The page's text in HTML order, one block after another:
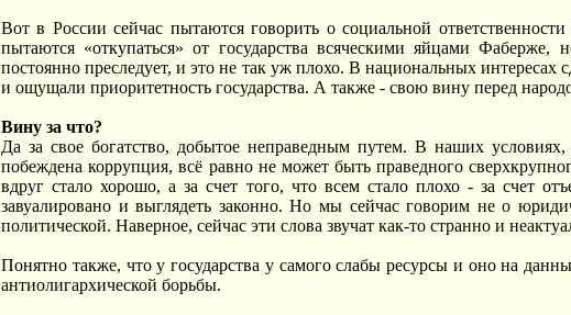
Вот в России сейчас пытаются говорить о социальной
пытаются «откупаться» от государства всяческими яйцами
постоянно преследует, и это не так уж плохо. В национальных интересах
и ощущали приоритетность государства. А также - свою вину перед
Вину за что?
Да за свое богатство, добытое неправедным путем. В наших
побеждена коррупция, всё равно не может быть праведного
вдруг стало хорошо, а за счет того, что всем стало плохо - за счет
завуалировано и выглядеть законно. Но мы сейчас говорим не о
политической. Наверное, сейчас эти слова звучат как-то странно и
Понятно также, что у государства у самого слабы ресурсы и оно на
антиолигархической борьбы.